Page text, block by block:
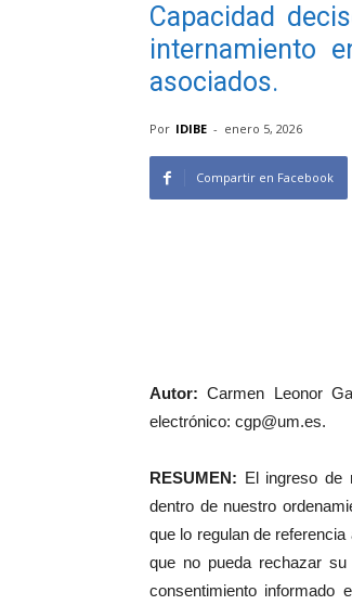
Capacidad
internamiento
asociados.
Por IDIBE - enero 5, 2026
Compartir en Facebook
Autor: Carmen Leonor
electrónico: cgp@um.es.
RESUMEN: El ingreso de
dentro de nuestro
que lo regulan de
que no pueda rechazar
consentimiento informado